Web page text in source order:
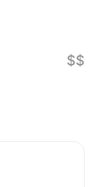
$$